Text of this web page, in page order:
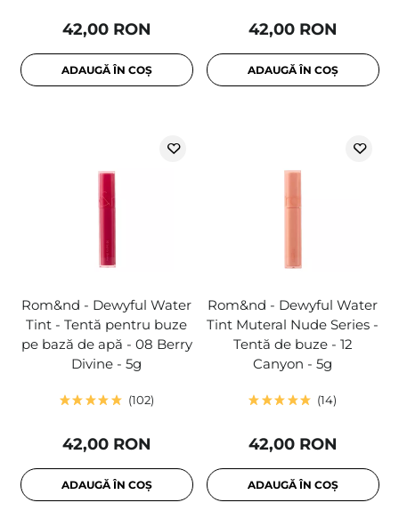
42,00 RON
ADAUGĂ ÎN COȘ
42,00 RON
ADAUGĂ ÎN COȘ
Rom&nd - Dewyful Water
Tint - Tentă pentru buze
pe bază de apă - 08 Berry
Divine - 5g
102
42,00 RON
ADAUGĂ ÎN COȘ
Rom&nd - Dewyful Water
Tint Muteral Nude Series -
Tentă de buze - 12
Canyon - 5g
14
42,00 RON
ADAUGĂ ÎN COȘ